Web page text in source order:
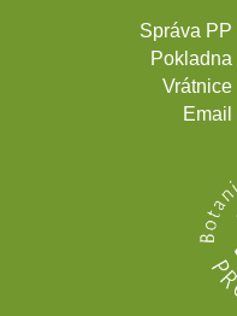
Správa PP
Pokladna
Vrátnice
Email